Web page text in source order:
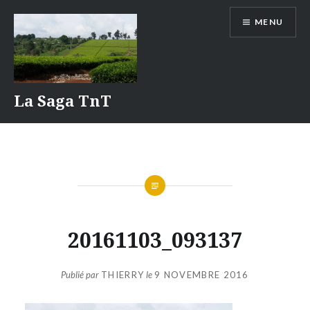
contenu
La Saga TnT
MENU
20161103_093137
Publié par THIERRYle 9 NOVEMBRE 2016